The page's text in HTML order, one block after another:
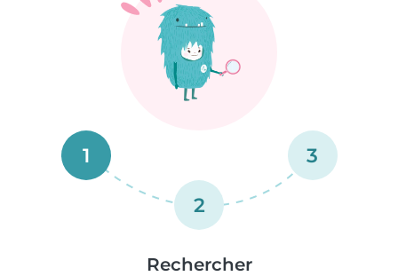
1
2
3
Rechercher